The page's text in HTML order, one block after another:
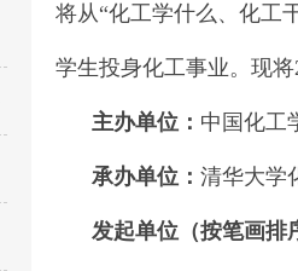
将从“化工学什么、化工
学生投身化工事业。现将
主办单位： 中国化工
承办单位： 清华大学
发起单位（按笔画排